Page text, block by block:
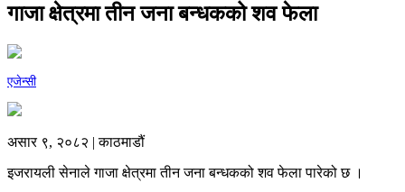
गाजा क्षेत्रमा तीन जना बन्धकको शव फेला
एजेन्सी
असार ९, २०८२ | काठमाडौं
इजरायली सेनाले गाजा क्षेत्रमा तीन जना बन्धकको शव फेला पारेको छ ।